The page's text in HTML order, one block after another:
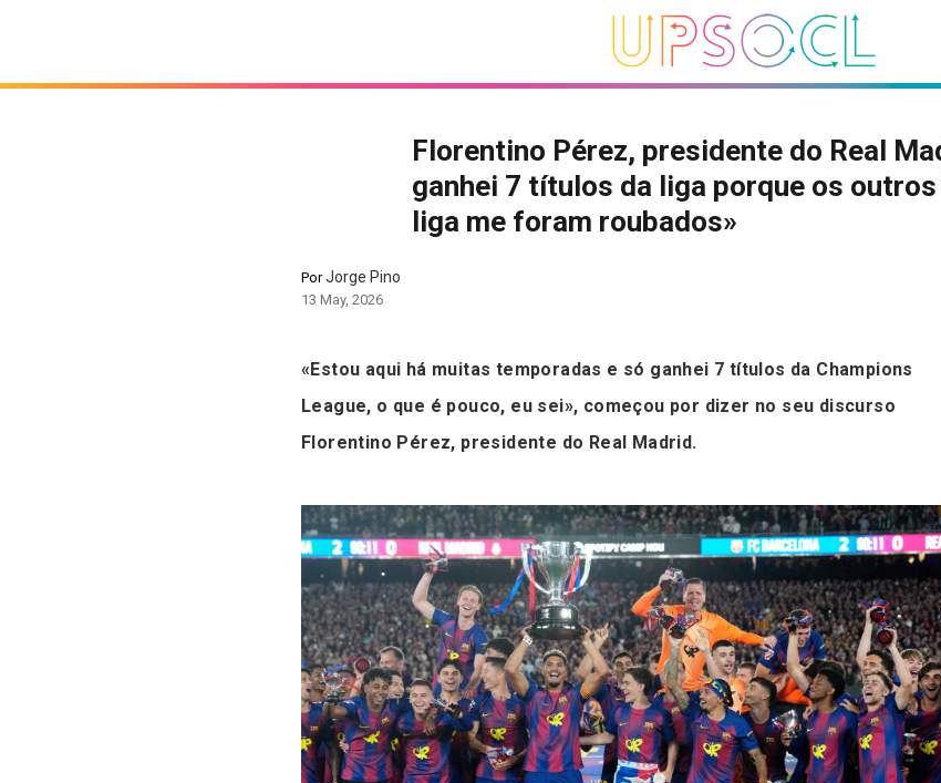
Florentino Pérez, presidente do Real
ganhei 7 títulos da liga porque os
liga me foram roubados»
PorJorge Pino
13 May, 2026
«Estou aqui há muitas temporadas e só ganhei 7 títulos da Champions
League, o que é pouco, eu sei», começou por dizer no seu discurso
Florentino Pérez, presidente do Real Madrid.